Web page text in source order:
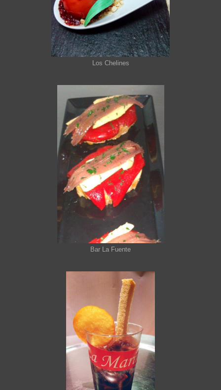
Los Chelines
Bar La Fuente